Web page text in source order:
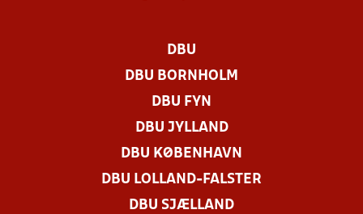
DBU
DBU BORNHOLM
DBU FYN
DBU JYLLAND
DBU KØBENHAVN
DBU LOLLAND-FALSTER
DBU SJÆLLAND